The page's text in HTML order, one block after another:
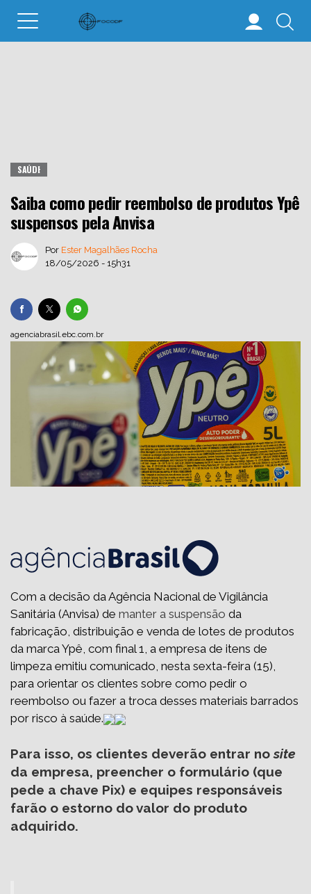
SAÚDE
Saiba como pedir reembolso de produtos Ypê
suspensos pela Anvisa
Por Ester Magalhães Rocha
18/05/2026 - 15h31
agenciabrasil.ebc.com.br
Com a decisão da Agência Nacional de Vigilância
Sanitária (Anvisa) de manter a suspensão da
fabricação, distribuição e venda de lotes de produtos
da marca Ypê, com final 1, a empresa de itens de
limpeza emitiu comunicado, nesta sexta-feira (15),
para orientar os clientes sobre como pedir o
reembolso ou fazer a troca desses materiais barrados
por risco à saúde.
Para isso, os clientes deverão entrar nosite
da empresa, preencher o formulário (que
pede a chave Pix) e equipes responsáveis
farão o estorno do valor do produto
adquirido.